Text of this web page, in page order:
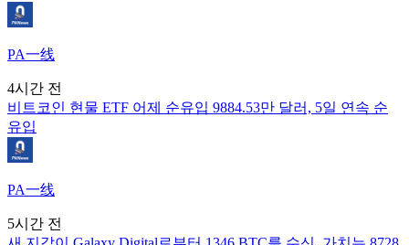
PA一线
4시간 전
비트코인 현물 ETF 어제 순유입 9884.53만 달러, 5일 연속 순
유입
PA一线
5시간 전